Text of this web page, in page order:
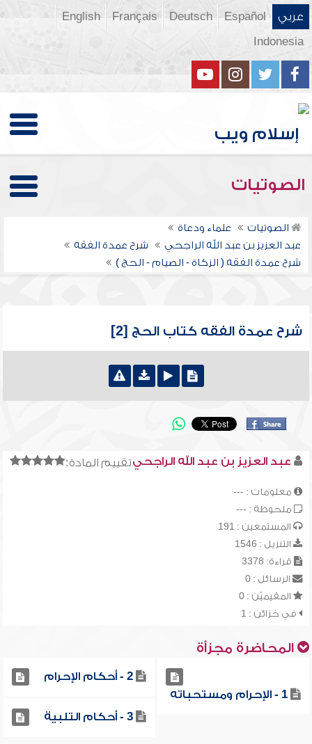
عربي Español
Deutsch
Français
English
Indonesia
الصوتيات
الصوتيات
علماء ودعاة
عبد العزيز بن عبد الله الراجحي
شرح عمدة الفقه
شرح عمدة الفقه ( الزكاة - الصيام - الحج )
شرح عمدة الفقه كتاب الحج [2]
تقييم المادة:عبد العزيز بن عبد الله الراجحي
معلومات : ---
ملحوظة : ---
المستمعين : 191
التنزيل : 1546
قراءة: 3378
الرسائل : 0
المقيميّن : 0
في خزائن : 1
المحاضرة مجزأة
1 - الإحرام ومستحباته
2 - أحكام الإحرام
3 - أحكام التلبية